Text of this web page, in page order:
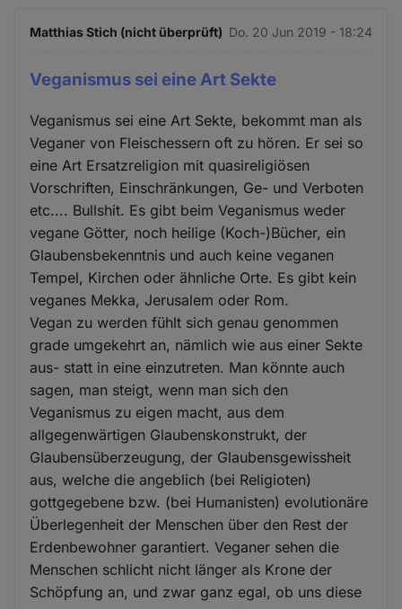
Matthias Stich (nicht überprüft) Do. 20 Jun 2019 - 18:24
Veganismus sei eine Art Sekte
Veganismus sei eine Art Sekte, bekommt man als
Veganer von Fleischessern oft zu hören. Er sei so
eine Art Ersatzreligion mit quasireligiösen
Vorschriften, Einschränkungen, Ge- und Verboten
etc.... Bullshit. Es gibt beim Veganismus weder
vegane Götter, noch heilige (Koch-)Bücher, ein
Glaubensbekenntnis und auch keine veganen
Tempel, Kirchen oder ähnliche Orte. Es gibt kein
veganes Mekka, Jerusalem oder Rom.
Vegan zu werden fühlt sich genau genommen
grade umgekehrt an, nämlich wie aus einer Sekte
aus- statt in eine einzutreten. Man könnte auch
sagen, man steigt, wenn man sich den
Veganismus zu eigen macht, aus dem
allgegenwärtigen Glaubenskonstrukt, der
Glaubensüberzeugung, der Glaubensgewissheit
aus, welche die angeblich (bei Religioten)
gottgegebene bzw. (bei Humanisten) evolutionäre
Überlegenheit der Menschen über den Rest der
Erdenbewohner garantiert. Veganer sehen die
Menschen schlicht nicht länger als Krone der
Schöpfung an, und zwar ganz egal, ob uns diese